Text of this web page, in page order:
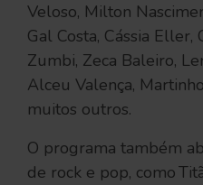
Veloso, Milton
Gal Costa, Cássia Eller,
Zumbi, Zeca Baleiro,
Alceu Valença,
muitos outros.
O programa também
de rock e pop, como